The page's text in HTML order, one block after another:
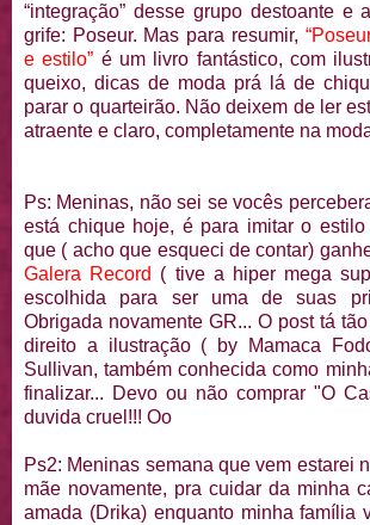
“integração” desse grupo destoante e
grife: Poseur. Mas para resumir,
e estilo” é um livro fantástico, com
queixo, dicas de moda prá lá de
parar o quarteirão. Não deixem de ler
atraente e claro, completamente na
Ps: Meninas, não sei se vocês
está chique hoje, é para imitar o estilo
que ( acho que esqueci de contar)
Galera Record ( tive a hiper mega
escolhida para ser uma de suas
Obrigada novamente GR... O post tá
direito a ilustração ( by Mamaca
Sullivan, também conhecida como
finalizar... Devo ou não comprar "O
duvida cruel!!! Oo
Ps2: Meninas semana que vem estarei
mãe novamente, pra cuidar da minha
amada (Drika) enquanto minha família